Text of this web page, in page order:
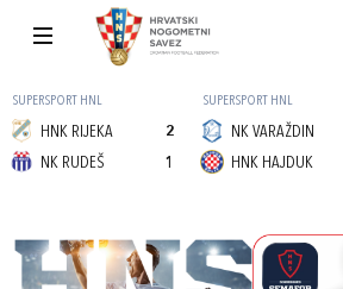
SUPERSPORT HNL
HNK RIJEKA
2
1
NK RUDEŠ
SUPERSPORT HNL
NK VARAŽDIN
HNK HAJDUK